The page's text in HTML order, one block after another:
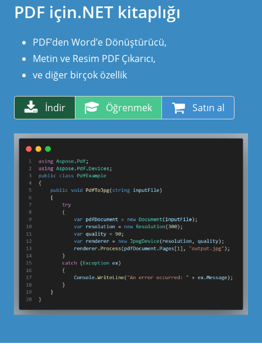
PDF için.NET kitaplığı
PDF’den Word’e Dönüştürücü,
Metin ve Resim PDF Çıkarıcı,
ve diğer birçok özellik
İndir Öğrenmek Satın al